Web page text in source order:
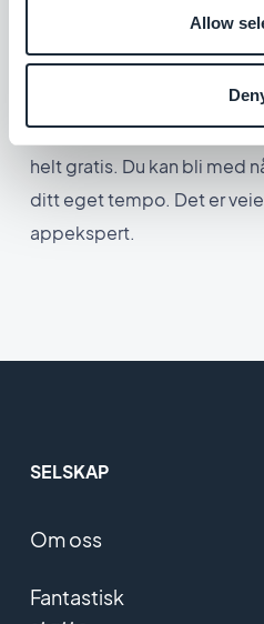
Allow
Hvis du vil forbedre
appbygging uten kode,
GoodBarber Academyog
helt gratis. Du kan bli med
ditt eget tempo. Det er
appekspert.
SELSKAP
Om oss
Fantastisk